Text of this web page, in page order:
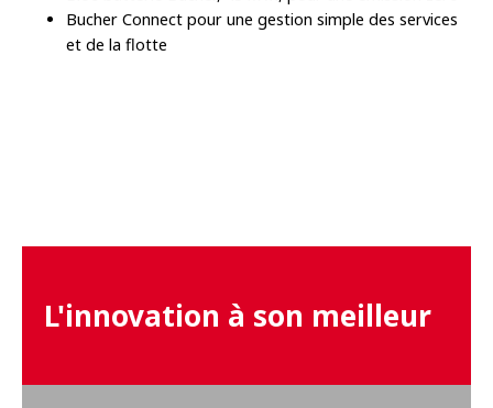
Bucher Connect pour une gestion simple des services
et de la flotte
L'innovation à son meilleur